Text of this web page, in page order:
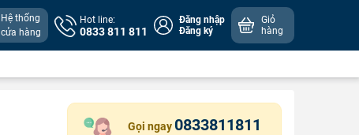
Hệ thống
cửa hàng
Hot line:
0833 811 811
Đăng nhập
Đăng ký
Giỏ
hàng
Gọi ngay 0833811811